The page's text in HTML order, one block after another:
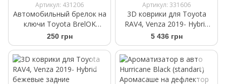
Артикул: 431206
Автомобильный брелок на
ключи Toyota BrelOK
черная замша
250 грн
Артикул: 331606
3D коврики для Toyota
RAV4, Venza 2019- Hybrid
серые задние WeatherTech
HP 4615163IM
5 436 грн